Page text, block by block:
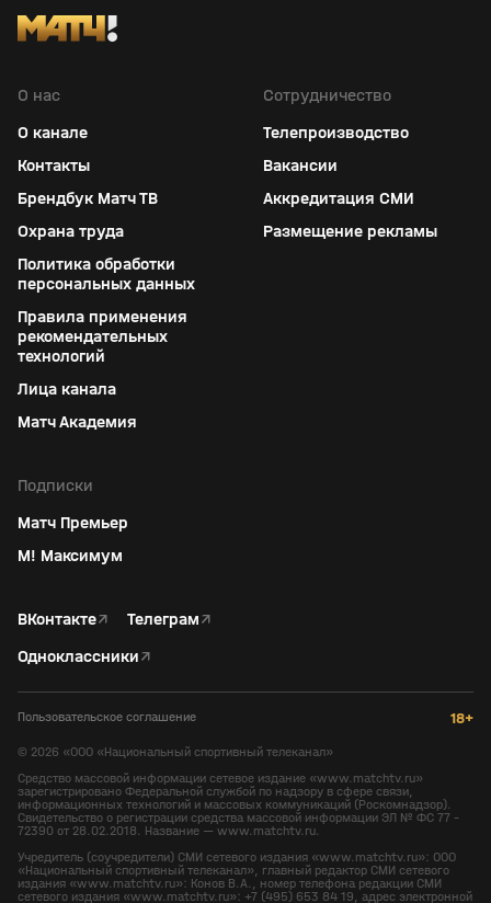
О нас
О канале
Контакты
Брендбук Матч ТВ
Охрана труда
Политика обработки
персональных данных
Правила применения
рекомендательных
технологий
Лица канала
Матч Академия
Сотрудничество
Телепроизводство
Вакансии
Аккредитация СМИ
Размещение рекламы
Подписки
Матч Премьер
М! Максимум
ВКонтакте↗ Телеграм↗
Одноклассники↗
Пользовательское соглашение 18+
© 2026 «ООО «Национальный спортивный телеканал»
Средство массовой информации сетевое издание «www.matchtv.ru»
зарегистрировано Федеральной службой по надзору в сфере связи,
информационных технологий и массовых коммуникаций (Роскомнадзор).
Свидетельство о регистрации средства массовой информации ЭЛ № ФС 77 -
72390 от 28.02.2018. Название — www.matchtv.ru.
Учредитель (соучредители) СМИ сетевого издания «www.matchtv.ru»: ООО
«Национальный спортивный телеканал», главный редактор СМИ сетевого
издания «www.matchtv.ru»: Конов В.А., номер телефона редакции СМИ
сетевого издания «www.matchtv.ru»: +7 (495) 653 84 19, адрес электронной